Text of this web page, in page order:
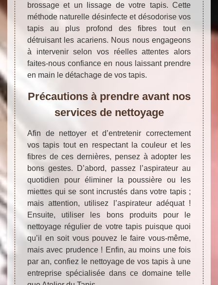
brossage et un lissage de votre tapis. Cette
méthode naturelle désinfecte et désodorise vos
tapis au plus profond des fibres tout en
détruisant les acariens. Nous nous engageons
à intervenir selon vos réelles attentes alors
faites-nous confiance en nous laissant prendre
en main le détachage de vos tapis.
Précautions à prendre avant nos
services de nettoyage
Afin de nettoyer et d’entretenir correctement
vos tapis tout en respectant la couleur et les
fibres de ces dernières, pensez à adopter les
bons gestes. D’abord, passez l’aspirateur au
quotidien pour éliminer la poussière ou les
miettes qui se sont incrustés dans votre tapis ;
mais attention, utilisez l’aspirateur adéquat !
Ensuite, utiliser les bons produits pour le
nettoyage régulier de votre tapis puisque quoi
qu’il en soit vous pouvez le faire vous-même,
mais avec prudence ! Enfin, au moins une fois
par an, confiez le nettoyage de vos tapis à une
entreprise spécialisée dans ce domaine telle